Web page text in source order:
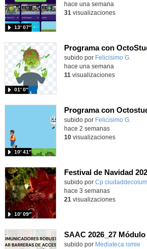
13′ 07″
hace una semana
31 visualizaciones
Contenido educativo.
subido por Felicisimo G.
01′ 0″
hace una semana
11 visualizaciones
Contenido educativo.
subido por Felicisimo G.
10′ 41″
hace 2 semanas
10visualizaciones
subido por Cp
10′ 09″
hace 3 semanas
21 visualizaciones
SAAC 2026_27 Módulo
subido por Mediateca ismie